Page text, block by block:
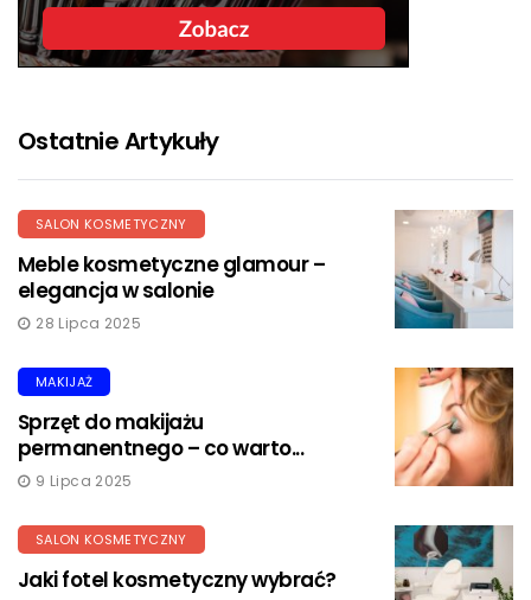
Ostatnie Artykuły
SALON KOSMETYCZNY
Meble kosmetyczne glamour –
elegancja w salonie
28 Lipca 2025
MAKIJAŻ
Sprzęt do makijażu
permanentnego – co warto...
9 Lipca 2025
SALON KOSMETYCZNY
Jaki fotel kosmetyczny wybrać?